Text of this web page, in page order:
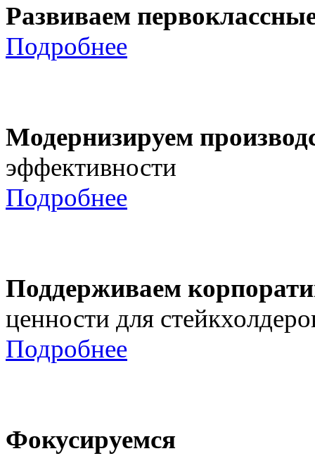
Развиваем
Подробнее
Модернизируем
эффективности
Подробнее
Поддерживаем
ценности для
Подробнее
Фокусируемся